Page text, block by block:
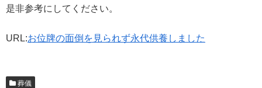
是非参考にしてください。
URL:お位牌の面倒を見られず永代供養しました
葬儀